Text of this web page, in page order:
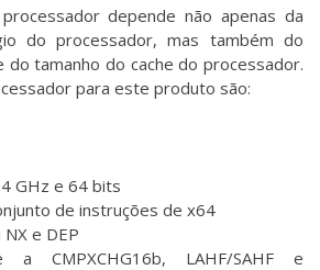
depende não apenas da
do processador, mas também do
do tamanho do cache do processador.
para este produto são:
GHz e 64 bits
de instruções de x64
e DEP
a CMPXCHG16b, LAHF/SAHF e